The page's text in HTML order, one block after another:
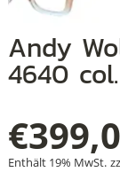
Andy Wolf eyewear Frame
4640
€
Enthält 19% MwSt.
+
+